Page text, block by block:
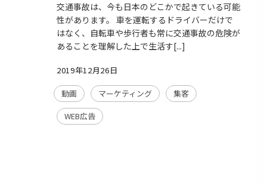
交通事故は、今も日本のどこかで起きている可能
性があります。 車を運転するドライバーだけで
はなく、自転車や歩行者も常に交通事故の危険が
あることを理解した上で生活す[...]
2019年12月26日
動画 マーケティング
集客
WEB広告